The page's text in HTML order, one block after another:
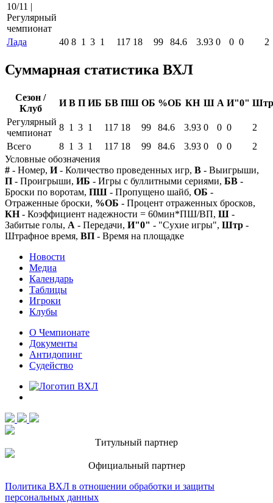
10/11 |
Регулярный
чемпионат
Лада
40 8 1 3 1 117 18 99 84.6 3.93 0 0 0 2
Суммарная статистика ВХЛ
Сезон /
Клуб
И В П ИБ БВ ПШ ОБ %ОБ КН Ш А И"0" Штр
Регулярный
чемпионат
8 1 3 1 117 18 99 84.6 3.93 0 0 0
2
Всего
8 1 3 1 117 18 99 84.6 3.93 0 0 0
2
Условные обозначения
# - Номер, И- Количество проведенных игр, В - Выигрыши,
П - Проигрыши, ИБ - Игры с буллитными сериями, БВ -
Броски по воротам, ПШ - Пропущено шайб, ОБ -
Отраженные броски, %ОБ - Процент отраженных бросков,
КН- Коэффициент надежности = 60мин*ПШ/ВП, Ш -
Забитые голы, А - Передачи, И"0" - "Сухие игры", Штр -
Штрафное время, ВП - Время на площадке
Новости
Медиа
Календарь
Таблицы
Игроки
Клубы
О Чемпионате
Документы
Антидопинг
Судейство
Титульный партнер
Официальный партнер
Политика ВХЛ в отношении обработки и защиты
персональных данных